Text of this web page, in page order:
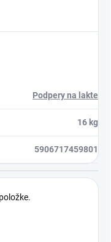
Podpery na lakte
16 kg
5906717459801